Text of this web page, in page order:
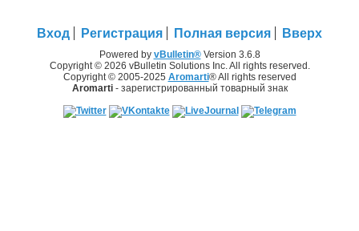
Вход Регистрация Полная версия Вверх
Powered by vBulletin®Version 3.6.8
Copyright © 2026 vBulletin Solutions Inc. All rights reserved.
Copyright © 2005-2025 Aromarti® All rights reserved
Aromarti- зарегистрированный товарный знак